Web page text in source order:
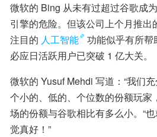
微软的 Bing 从未有过超过谷歌成
引擎的危险。但该公司上个月推出
注目的 人工智能
功能似乎有所
必应日活跃用户已突破 1 亿大关。
微软的 Yusuf Mehdi 写道：“我们
个小的、低的、个位数的份额玩家
场的份额与谷歌相比有多么小。“
觉真好！”